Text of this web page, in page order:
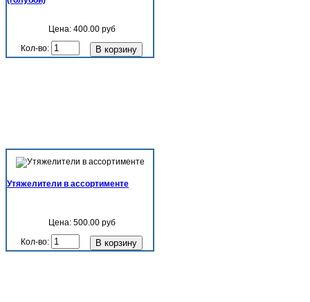
Цена:400.00 руб
Кол-во:
Утяжелители в ассортименте
Цена:500.00 руб
Кол-во: